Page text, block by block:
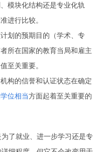
模块化结构还是专业化轨
进行比较。
划的预期目的（学术、专
所在国家的教育当局和雇主
至关重要。
机构的信誉和认证状态在确定
位相当方面起着至关重要的
了就业、进一步学习还是专